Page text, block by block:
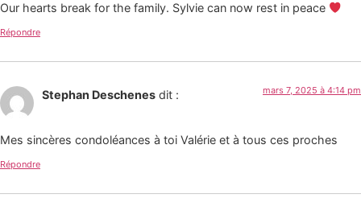
Our hearts break for the family. Sylvie can now rest in peace
Répondre
Stephan Deschenes dit : mars 7, 2025 à 4:14 pm
Mes sincères condoléances à toi Valérie et à tous ces proches
Répondre